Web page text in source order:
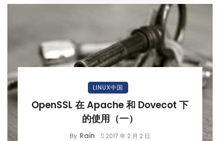
LINUX中国
OpenSSL 在 Apache 和 Dovecot 下
的使用（一）
By Rain 2017 年 2 月 2 日